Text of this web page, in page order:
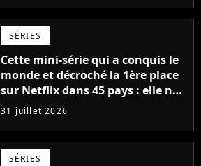
SÉRIES
Cette mini-série qui a conquis le
monde et décroché la 1ère place
sur Netflix dans 45 pays : elle ne
compte que 10 épisodes et c'est
un phénomène mondial
31 juillet 2026
SÉRIES